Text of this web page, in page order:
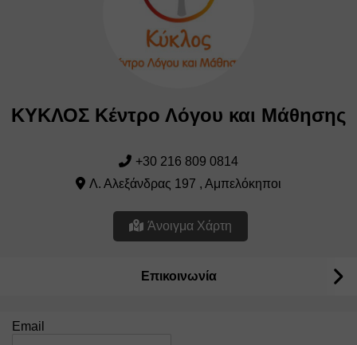
ΚΥΚΛΟΣ Κέντρο Λόγου και Μάθησης
+30 216 809 0814
Λ. Αλεξάνδρας 197 , Αμπελόκηποι
Άνοιγμα Χάρτη
Επικοινωνία
Email